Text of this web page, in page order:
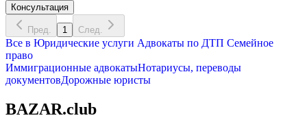
Консультация
Пред. 1 След.
Все в Юридические услуги Адвокаты по ДТП Семейное
право
Иммиграционные адвокатыНотариусы, переводы
документовДорожные юристы
BAZAR.club